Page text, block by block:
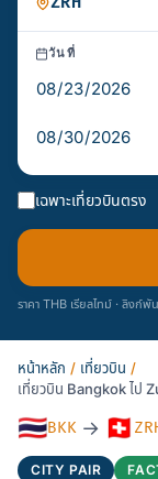
วันที่
เฉพาะเที่ยวบินตรง
ราคา THB เรียลไทม์ · ลิงก์
หน้าหลัก / เที่ยวบิน /
เที่ยวบิน Bangkok ไป
🇹🇭BKK → 🇨🇭
CITY PAIR